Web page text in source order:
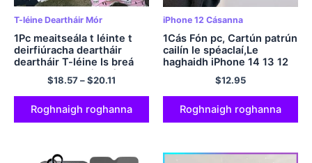
T-léine Deartháir Mór
1Pc meaitseála t léinte t
deirfiúracha deartháir
deartháir T-léine Is breá
liom mo dheirfiúr mór
éadaí páistí éadaí páistí
éadaí bodysuits leanbh
$18.57–$20.11
Roghnaigh roghanna
iPhone 12 Cásanna
1Cás Fón pc, Cartún patrún
cailín le spéaclaí,Le
haghaidh iPhone 14 13 12
11 Pro Max Xs Max XR 7 8
Tuilleadh SE2020
$12.95
Roghnaigh roghanna